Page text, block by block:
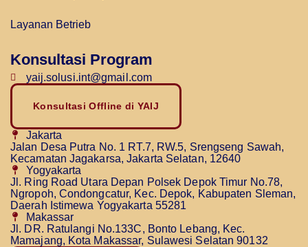
Layanan Betrieb
Konsultasi Program
yaij.solusi.int@gmail.com
Konsultasi Offline di YAIJ
Jakarta
Jalan Desa Putra No. 1 RT.7, RW.5, Srengseng Sawah,
Kecamatan Jagakarsa, Jakarta Selatan, 12640
Yogyakarta
Jl. Ring Road Utara Depan Polsek Depok Timur No.78,
Ngropoh, Condongcatur, Kec. Depok, Kabupaten Sleman,
Daerah Istimewa Yogyakarta 55281
Makassar
Jl. DR. Ratulangi No.133C, Bonto Lebang, Kec.
Mamajang, Kota Makassar, Sulawesi Selatan 90132